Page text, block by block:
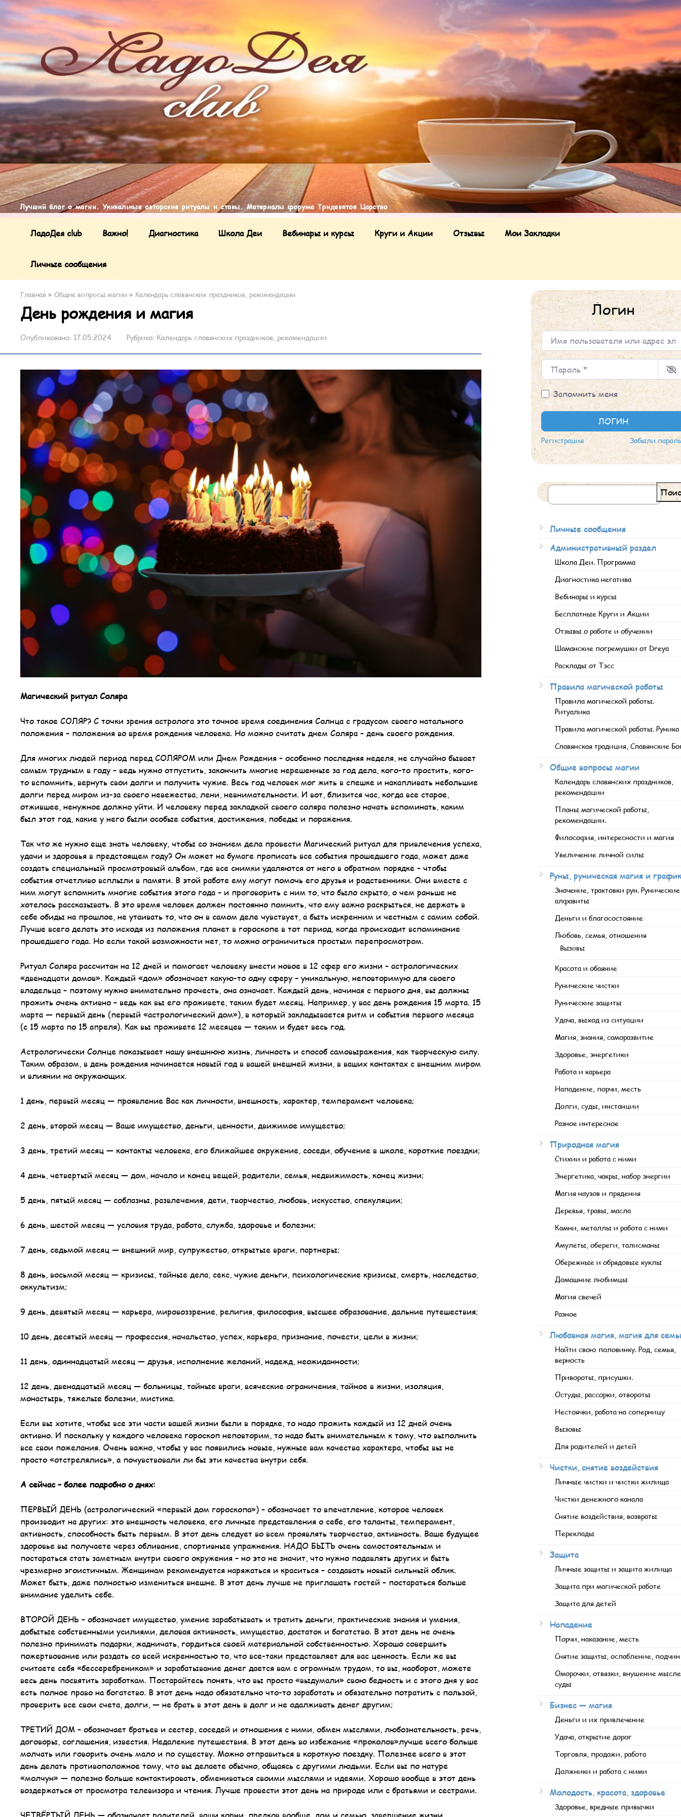
ЛадоДея club Важно! Диагностика Школа Деи Вебинары и курсы Круги и Акции Отзывы Мои Закладки
Личные сообщения
Главная » Общие вопросы магии » Календарь славянских праздников, рекомендации
День рождения и магия
Опубликовано: 17.05.2024 Рубрика: Календарь славянских праздников, рекомендации
Магический ритуал Соляра
Что такое СОЛЯР? C точки зрения астролога это точное время соединения Солнца с градусом своего натального
положения – положения во время рождения человека. Но можно считать днем Соляра – день своего рождения.
Для многих людей период перед СОЛЯРОМ или Днем Рождения – особенно последняя неделя, не случайно бывает
самым трудным в году – ведь нужно отпустить, закончить многие нерешенные за год дела, кого-то простить, кого-
то вспомнить, вернуть свои долги и получить чужие. Весь год человек мог жить в спешке и накапливать небольшие
долги перед миром из-за своего невежества, лени, невнимательности. И вот, близится час, когда все старое,
отжившее, ненужное должно уйти. И человеку перед закладкой своего соляра полезно начать вспоминать, каким
был этот год, какие у него были особые события, достижения, победы и поражения.
Так что же нужно еще знать человеку, чтобы со знанием дела провести Магический ритуал для привлечения успеха,
удачи и здоровья в предстоящем году? Он может на бумаге прописать все события прошедшего года, может даже
создать специальный просмотровый альбом, где все снимки удаляются от него в обратном порядке – чтобы
события отчетливо всплыли в памяти. В этой работе ему могут помочь его друзья и родственники. Они вместе с
ним могут вспомнить многие события этого года – и проговорить с ним то, что было скрыто, о чем раньше не
хотелось рассказывать. В это время человек должен постоянно помнить, что ему важно раскрыться, не держать в
себе обиды на прошлое, не утаивать то, что он в самом деле чувствует, а быть искренним и честным с самим собой.
Лучше всего делать это исходя из положения планет в гороскопе в тот период, когда происходит вспоминание
прошедшего года. Но если такой возможности нет, то можно ограничиться простым перепросмотром.
Ритуал Соляра рассчитан на 12 дней и помогает человеку внести новое в 12 сфер его жизни – астрологических
«двенадцати домов». Каждый «дом» обозначает какую-то одну сферу – уникальную, неповторимую для своего
владельца – поэтому нужно внимательно прочесть, она означает. Каждый день, начиная с первого дня, вы должны
прожить очень активно – ведь как вы его проживете, таким будет месяц. Например, у вас день рождения 15 марта. 15
марта — первый день (первый «астрологический дом»), в который закладывается ритм и события первого месяца
(с 15 марта по 15 апреля). Как вы проживете 12 месяцев — таким и будет весь год.
Астрологически Солнце показывает нашу внешнюю жизнь, личность и способ самовыражения, как творческую силу.
Таким образом, в день рождения начинается новый год в вашей внешней жизни, в ваших контактах с внешним миром
и влиянии на окружающих.
1 день, первый месяц — проявление Вас как личности, внешность, характер, темперамент человека;
2 день, второй месяц — Ваше имущество, деньги, ценности, движимое имущество;
3 день, третий месяц — контакты человека, его ближайшее окружение, соседи, обучение в школе, короткие поездки;
4 день, четвертый месяц — дом, начало и конец вещей, родители, семья, недвижимость, конец жизни;
5 день, пятый месяц — соблазны, развлечения, дети, творчество, любовь, искусство, спекуляции;
6 день, шестой месяц — условия труда, работа, служба, здоровье и болезни;
7 день, седьмой месяц — внешний мир, супружество, открытые враги, партнеры;
8 день, восьмой месяц — кризисы, тайные дела, секс, чужие деньги, психологические кризисы, смерть, наследство,
оккультизм;
9 день, девятый месяц — карьера, мировоззрение, религия, философия, высшее образование, дальние путешествия;
10 день, десятый месяц — профессия, начальство, успех, карьера, признание, почести, цели в жизни;
11 день, одиннадцатый месяц — друзья, исполнение желаний, надежд, неожиданности;
12 день, двенадцатый месяц — больницы, тайные враги, всяческие ограничения, тайное в жизни, изоляция,
монастырь, тяжелые болезни, мистика.
Если вы хотите, чтобы все эти части вашей жизни были в порядке, то надо прожить каждый из 12 дней очень
активно. И поскольку у каждого человека гороскоп неповторим, то надо быть внимательным к тому, что выполнить
все свои пожелания. Очень важно, чтобы у вас появились новые, нужные вам качества характера, чтобы вы не
просто «отстрелялись», а почувствовали ли бы эти качества внутри себя.
А сейчас – более подробно о днях:
ПЕРВЫЙ ДЕНЬ (астрологический «первый дом гороскопа») – обозначает то впечатление, которое человек
производит на других: это внешность человека, его личные представления о себе, его таланты, темперамент,
активность, способность быть первым. В этот день следует во всем проявлять творчество, активность. Ваше будущее
здоровье вы получаете через обливание, спортивные упражнения. НАДО БЫТЬ очень самостоятельным и
постараться стать заметным внутри своего окружения – но это не значит, что нужно подавлять других и быть
чрезмерно эгоистичным. Женщинам рекомендуется наряжаться и краситься – создавать новый сильный облик.
Может быть, даже полностью измениться внешне. В этот день лучше не приглашать гостей – постараться больше
внимание уделить себе.
ВТОРОЙ ДЕНЬ – обозначает имущество, умение зарабатывать и тратить деньги, практические знания и умения,
добытые собственными усилиями, деловая активность, имущество, достаток и богатство. В этот день не очень
полезно принимать подарки, жадничать, гордиться своей материальной собственностью. Хорошо совершить
пожертвование или раздать со всей искренностью то, что все-таки представляет для вас ценность. Если же вы
считаете себя «бессеребреником» и зарабатывание денег дается вам с огромным трудом, то вы, наоборот, можете
весь день посвятить заработкам. Постарайтесь понять, что вы просто «выдумали» свою бедность и с этого дня у вас
есть полное право на богатство. В этот день надо обязательно что-то заработать и обязательно потратить с пользой,
проверить все свои счета, долги, — не брать в этот день в долг и не одалживать денег другим;
ТРЕТИЙ ДОМ – обозначает братьев и сестер, соседей и отношения с ними, обмен мыслями, любознательность, речь,
договоры, соглашения, известия. Недалекие путешествия. В этот день во избежание «проколов»лучше всего больше
молчать или говорить очень мало и по существу. Можно отправиться в короткую поездку. Полезнее всего в этот
день делать противоположное тому, что вы делаете обычно, общаясь с другими людьми. Если вы по натуре
«молчун» — полезно больше контактировать, обмениваться своими мыслями и идеями. Хорошо вообще в этот день
воздержаться от просмотра телевизора и чтения. Лучше провести этот день на природе или с братьями и сестрами.
ЧЕТВЁРТЫЙ ДЕНЬ — обозначает родителей, ваши корни, предков вообще, дом и семью, завершение жизни,
Логин
Имя пользователя или адрес
Пароль
Запомнить меня
ЛОГИН
Регистрация Забыли
Личные сообщения
Административный раздел
Школа Деи. Программа
Диагностика негатива
Вебинары и курсы
Бесплатные Круги и Акции
Отзывы о работе и обучении
Шаманские погремушки от Dreya
Расклады от Тэсс
Правила магической работы
Правила магической работы.
Ритуалика
Правила магической работы. Руника
Славянская традиция, Славянские
Общие вопросы магии
Календарь славянских праздников,
рекомендации
Планы магической работы,
рекомендации.
Философия, интересности и магия
Увеличение личной силы
Руны, руническая магия и
Значение, трактовки рун. Рунические
алфавиты
Деньги и благосостояние
Любовь, семья, отношения
Вызовы
Красота и обаяние
Рунические чистки
Рунические защиты
Удача, выход из ситуации
Магия, знания, саморазвитие
Здоровье, энергетики
Работа и карьера
Нападение, порчи, месть
Долги, суды, инстанции
Разное интересное
Природная магия
Стихии и работа с ними
Энергетика, чакры, набор энергии
Магия наузов и прядения
Деревья, травы, масла
Камни, металлы и работа с ними
Амулеты, обереги, талисманы
Обережные и обрядовые куклы
Домашние любимцы
Магия свечей
Разное
Любовная магия, магия для
Найти свою половинку. Род, семья,
верность
Привороты, присушки.
Остуды, рассорки, отвороты
Нестоячки, работа на соперницу
Вызовы
Для родителей и детей
Чистки, снятие воздействия
Личные чистки и чистки жилища
Чистки денежного канала
Снятие воздействия, возвраты
Переклады
Защита
Личные защиты и защита жилища
Защита при магической работе
Защита для детей
Нападение
Порчи, наказание, месть
Снятие защиты, ослабление, подчин
Оморочки, отвязки, внушение
суды
Бизнес — магия
Деньги и их привлечение
Удача, открытие дорог
Торговля, продажи, работа
Должники и работа с ними
Молодость, красота, здоровье
Здоровье, вредные привычки